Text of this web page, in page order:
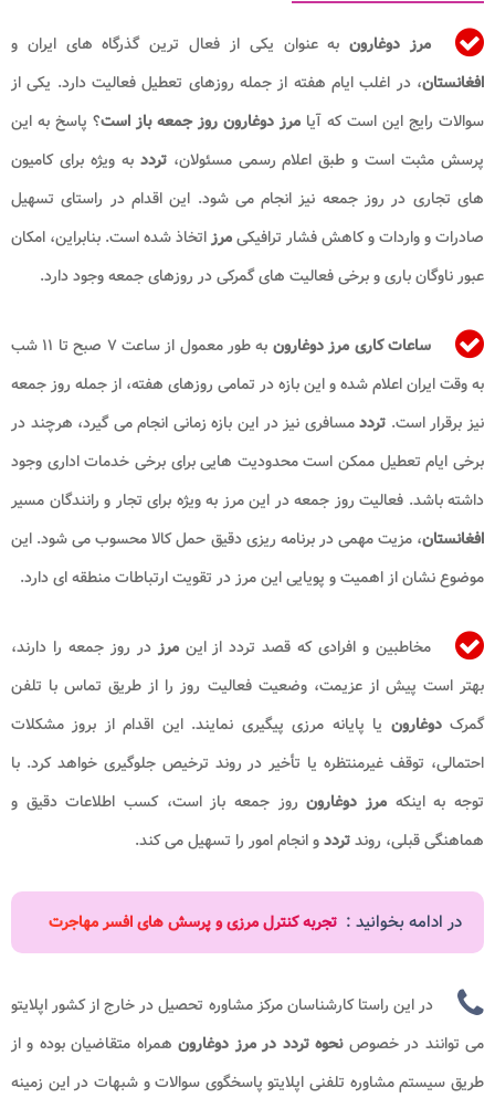
مرز دوغارون به عنوان یکی از فعال ترین گذرگاه های ایران و
افغانستان، در اغلب ایام هفته از جمله روزهای تعطیل فعالیت دارد. یکی از
سوالات رایج این است که آیا مرز دوغارون روز جمعه باز است؟ پاسخ به این
پرسش مثبت است و طبق اعلام رسمی مسئولان،ترددبه ویژه برای کامیون
های تجاری در روز جمعه نیز انجام می شود. این اقدام در راستای تسهیل
صادرات و واردات و کاهش فشار ترافیکیمرزاتخاذ شده است. بنابراین، امکان
عبور ناوگان باری و برخی فعالیت های گمرکی در روزهای جمعه وجود دارد.
ساعات کاری مرز دوغارون
به طور معمول از ساعت ۷ صبح تا ۱۱ شب
به وقت ایران اعلام شده و این بازه در تمامی روزهای هفته، از جمله روز جمعه
نیز برقرار است. ترددمسافری نیز در این بازه زمانی انجام می گیرد، هرچند در
برخی ایام تعطیل ممکن است محدودیت هایی برای برخی خدمات اداری وجود
داشته باشد. فعالیت روز جمعه در این مرز به ویژه برای تجار و رانندگان مسیر
افغانستان، مزیت مهمی در برنامه ریزی دقیق حمل کالا محسوب می شود. این
موضوع نشان از اهمیت و پویایی این مرز در تقویت ارتباطات منطقه ای دارد.
مخاطبین و افرادی که قصد تردد از اینمرزدر روز جمعه را دارند،
بهتر است پیش از عزیمت، وضعیت فعالیت روز را از طریق تماس با تلفن
گمرکدوغارون یا پایانه مرزی پیگیری نمایند. این اقدام از بروز مشکلات
احتمالی، توقف غیرمنتظره یا تأخیر در روند ترخیص جلوگیری خواهد کرد. با
توجه به اینکه مرز دوغارون روز جمعه باز است، کسب اطلاعات دقیق و
هماهنگی قبلی، روندترددو انجام امور را تسهیل می کند.
در ادامه بخوانید : تجربه کنترل مرزی و پرسش های افسر مهاجرت
در این راستا کارشناسان مرکز مشاوره تحصیل در خارج از کشور اپلایتو
می توانند در خصوصنحوه تردد در مرز دوغارونهمراه متقاضیان بوده و از
طریق سیستم مشاوره تلفنی اپلایتو پاسخگوی سوالات و شبهات در این زمینه